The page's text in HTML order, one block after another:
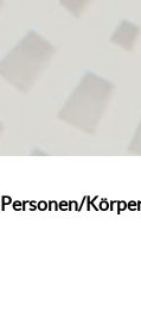
Personen/